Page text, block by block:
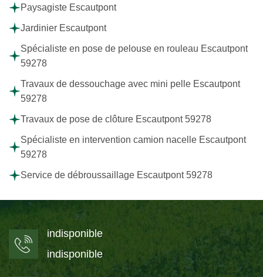
Paysagiste Escautpont
Jardinier Escautpont
Spécialiste en pose de pelouse en rouleau Escautpont
59278
Travaux de dessouchage avec mini pelle Escautpont
59278
Travaux de pose de clôture Escautpont 59278
Spécialiste en intervention camion nacelle Escautpont
59278
Service de débroussaillage Escautpont 59278
indisponible
indisponible